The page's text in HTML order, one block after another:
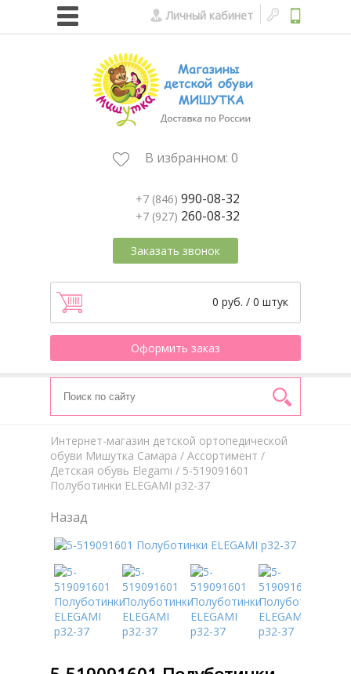
Личный кабинет
В избранном: 0
+7 (846) 990-08-32
+7 (927) 260-08-32
Заказать звонок
0 руб. / 0 штук
Оформить заказ
Интернет-магазин детской ортопедической
обуви Мишутка Самара / Aссортимент /
Детская обувь Elegami / 5-519091601
Полуботинки ELEGAMI р32-37
Назад